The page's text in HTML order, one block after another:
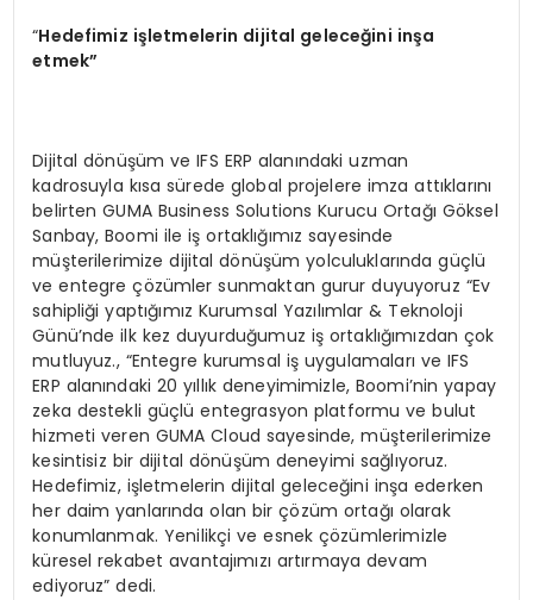
“Hedefimiz işletmelerin dijital geleceğini inşa
etmek”
Dijital dönüşüm ve IFS ERP alanındaki uzman
kadrosuyla kısa sürede global projelere imza attıklarını
belirten GUMA Business Solutions Kurucu Ortağı Göksel
Sanbay, Boomi ile iş ortaklığımız sayesinde
müşterilerimize dijital dönüşüm yolculuklarında güçlü
ve entegre çözümler sunmaktan gurur duyuyoruz “Ev
sahipliği yaptığımız Kurumsal Yazılımlar & Teknoloji
Günü’nde ilk kez duyurduğumuz iş ortaklığımızdan çok
mutluyuz., “Entegre kurumsal iş uygulamaları ve IFS
ERP alanındaki 20 yıllık deneyimimizle, Boomi’nin yapay
zeka destekli güçlü entegrasyon platformu ve bulut
hizmeti veren GUMA Cloud sayesinde, müşterilerimize
kesintisiz bir dijital dönüşüm deneyimi sağlıyoruz.
Hedefimiz, işletmelerin dijital geleceğini inşa ederken
her daim yanlarında olan bir çözüm ortağı olarak
konumlanmak. Yenilikçi ve esnek çözümlerimizle
küresel rekabet avantajımızı artırmaya devam
ediyoruz” dedi.